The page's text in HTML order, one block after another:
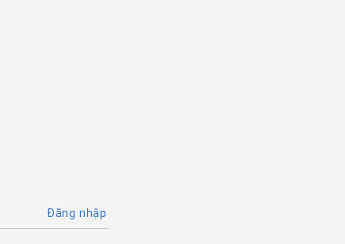
Đăng nhập